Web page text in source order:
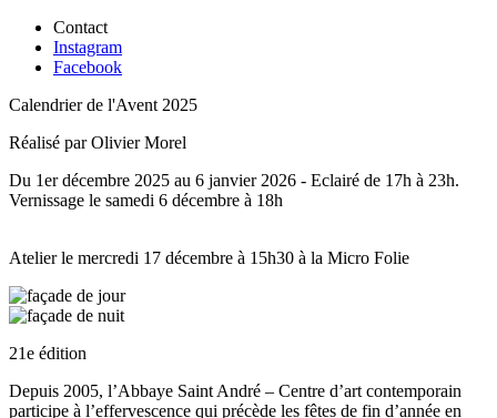
Contact
Instagram
Facebook
Calendrier de l'Avent 2025
Réalisé par Olivier Morel
Du 1er décembre 2025 au 6 janvier 2026 - Eclairé de 17h à 23h.
Vernissage le samedi 6 décembre à 18h
Atelier le mercredi 17 décembre à 15h30 à la Micro Folie
21e édition
Depuis 2005, l’Abbaye Saint André – Centre d’art contemporain
participe à l’effervescence qui précède les fêtes de fin d’année en